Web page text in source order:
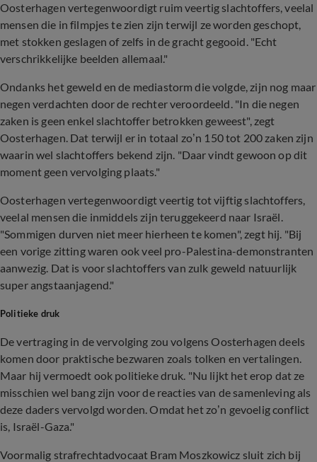
Oosterhagen vertegenwoordigt ruim veertig slachtoffers, veelal
mensen die in filmpjes te zien zijn terwijl ze worden geschopt,
met stokken geslagen of zelfs in de gracht gegooid. "Echt
verschrikkelijke beelden allemaal."
Ondanks het geweld en de mediastorm die volgde, zijn nog maar
negen verdachten door de rechter veroordeeld. "In die negen
zaken is geen enkel slachtoffer betrokken geweest", zegt
Oosterhagen. Dat terwijl er in totaal zo’n 150 tot 200 zaken zijn
waarin wel slachtoffers bekend zijn. "Daar vindt gewoon op dit
moment geen vervolging plaats."
Oosterhagen vertegenwoordigt veertig tot vijftig slachtoffers,
veelal mensen die inmiddels zijn teruggekeerd naar Israël.
"Sommigen durven niet meer hierheen te komen", zegt hij. "Bij
een vorige zitting waren ook veel pro-Palestina-demonstranten
aanwezig. Dat is voor slachtoffers van zulk geweld natuurlijk
super angstaanjagend."
Politieke druk
De vertraging in de vervolging zou volgens Oosterhagen deels
komen door praktische bezwaren zoals tolken en vertalingen.
Maar hij vermoedt ook politieke druk. "Nu lijkt het erop dat ze
misschien wel bang zijn voor de reacties van de samenleving als
deze daders vervolgd worden. Omdat het zo’n gevoelig conflict
is, Israël-Gaza."
Voormalig strafrechtadvocaat Bram Moszkowicz sluit zich bij